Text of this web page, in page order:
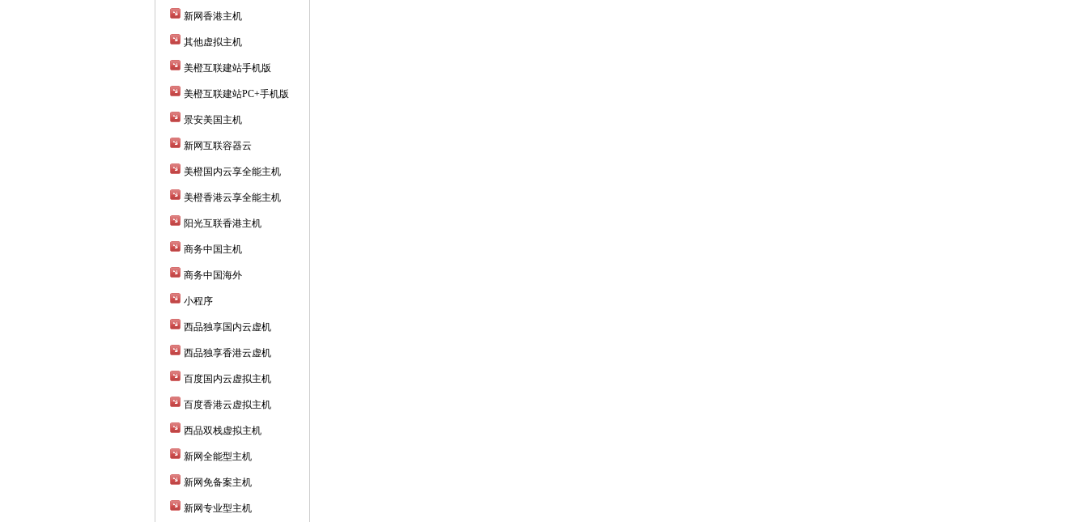
新网香港主机
其他虚拟主机
美橙互联建站手机版
美橙互联建站PC+手机版
景安美国主机
新网互联容器云
美橙国内云享全能主机
美橙香港云享全能主机
阳光互联香港主机
商务中国主机
商务中国海外
小程序
西品独享国内云虚机
西品独享香港云虚机
百度国内云虚拟主机
百度香港云虚拟主机
西品双栈虚拟主机
新网全能型主机
新网免备案主机
新网专业型主机